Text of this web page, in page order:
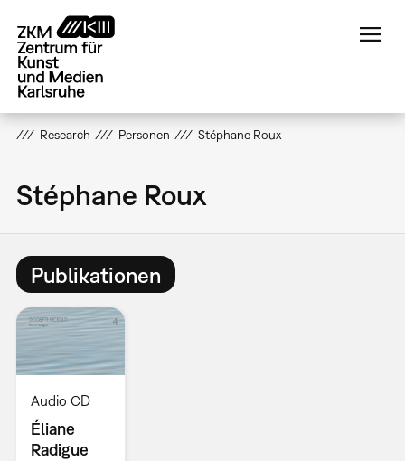
zum
Inhalt
Research Personen Stéphane Roux
Stéphane Roux
Publikationen
Audio CD
Éliane
Radigue